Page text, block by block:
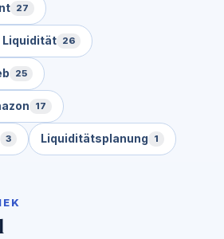
27
Liquidität 26
25
17
3 Liquiditätsplanung 1